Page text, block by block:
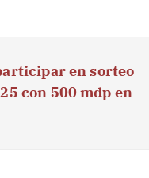
en sorteo
con 500 mdp en